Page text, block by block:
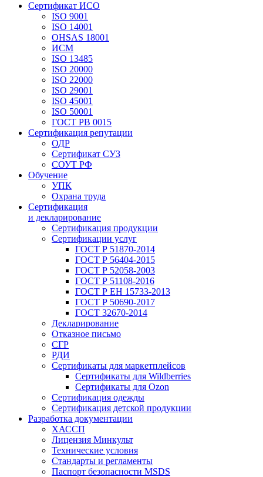
Сертификат ИСО
ISO 9001
ISO 14001
OHSAS 18001
ИСМ
ISO 13485
ISO 20000
ISO 22000
ISO 29001
ISO 45001
ISO 50001
ГОСТ РВ 0015
Сертификация репутации
ОДР
Сертификат СУЗ
СОУТ РФ
Обучение
УПК
Охрана труда
Сертификация
и декларирование
Сертификация продукции
Сертификации услуг
ГОСТ Р 51870-2014
ГОСТ Р 56404-2015
ГОСТ Р 52058-2003
ГОСТ Р 51108-2016
ГОСТ Р ЕН 15733-2013
ГОСТ Р 50690-2017
ГОСТ 32670-2014
Декларирование
Отказное письмо
СГР
РДИ
Сертификаты для маркетплейсов
Сертификаты для Wildberries
Сертификаты для Ozon
Сертификация одежды
Сертификация детской продукции
Разработка документации
ХАССП
Лицензия Минкульт
Технические условия
Стандарты и регламенты
Паспорт безопасности MSDS